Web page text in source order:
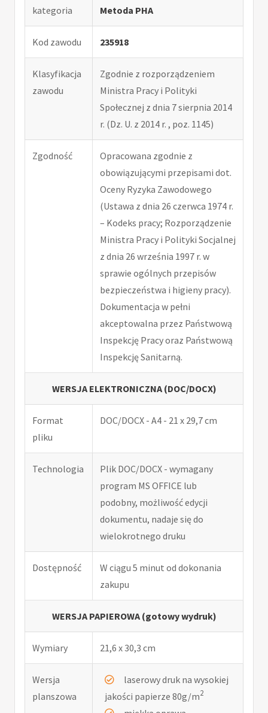
kategoria
Metoda PHA
Kod zawodu 235918
Klasyfikacja
zawodu
Zgodnie z rozporządzeniem
Ministra Pracy i Polityki
Społecznej z dnia 7 sierpnia 2014
r. (Dz. U. z 2014 r. , poz. 1145)
Zgodność
Opracowana zgodnie z
obowiązującymi przepisami dot.
Oceny Ryzyka Zawodowego
(Ustawa z dnia 26 czerwca 1974 r.
– Kodeks pracy; Rozporządzenie
Ministra Pracy i Polityki Socjalnej
z dnia 26 września 1997 r. w
sprawie ogólnych przepisów
bezpieczeństwa i higieny pracy).
Dokumentacja w pełni
akceptowalna przez Państwową
Inspekcję Pracy oraz Państwową
Inspekcję Sanitarną.
WERSJA ELEKTRONICZNA (DOC/DOCX)
Format
pliku
DOC/DOCX - A4 - 21 x 29,7 cm
Technologia
Plik DOC/DOCX - wymagany
program MS OFFICE lub
podobny, możliwość edycji
dokumentu, nadaje się do
wielokrotnego druku
Dostępność
W ciągu 5 minut od dokonania
zakupu
WERSJA PAPIEROWA (gotowy wydruk)
Wymiary 21,6 x 30,3 cm
Wersja
planszowa
laserowy druk na wysokiej
jakości papierze 80g/m2